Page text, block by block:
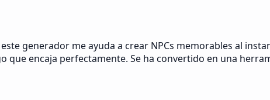
generador me ayuda a crear NPCs memorables al
encaja perfectamente. Se ha convertido en una